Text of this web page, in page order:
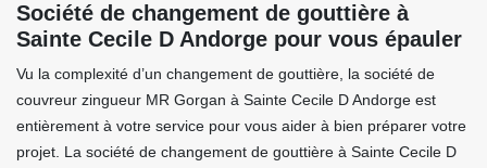
Société de changement de gouttière à
Sainte Cecile D Andorge pour vous épauler
Vu la complexité d’un changement de gouttière, la société de
couvreur zingueur MR Gorgan à Sainte Cecile D Andorge est
entièrement à votre service pour vous aider à bien préparer votre
projet. La société de changement de gouttière à Sainte Cecile D